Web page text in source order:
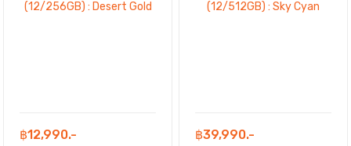
฿12,990.- ฿39,990.-